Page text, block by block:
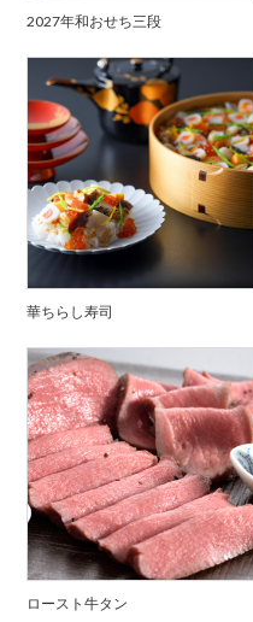
2027年和おせち三段
華ちらし寿司
ロースト牛タン